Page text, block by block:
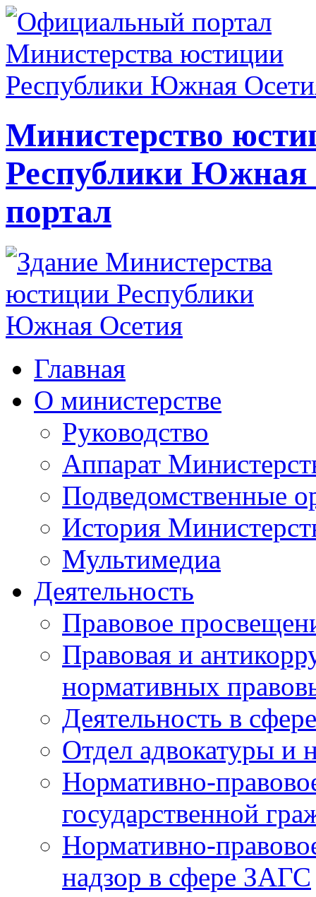
Министерство
Республики
портал
Главная
О министерстве
Руководство
Аппарат
Подведомственные
История
Мультимедиа
Деятельность
Правовое
Правовая и
нормативных
Деятельность в
Отдел адвокатуры и
Нормативно-
государственной
Нормативно-
надзор в сфере ЗАГС